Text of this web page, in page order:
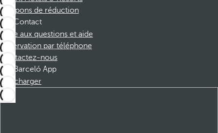
Coupons de réduction
Contact
Foire aux questions et aide
Réservation par téléphone
Contactez-nous
Barceló App
Télécharger